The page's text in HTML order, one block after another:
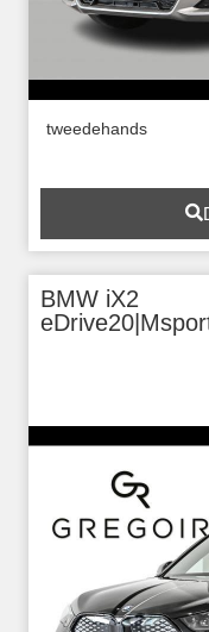
tweedehands
BMW iX2